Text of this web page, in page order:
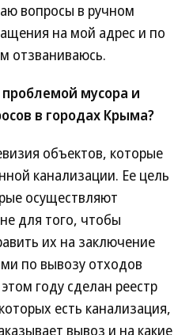
вопросы в ручном
на мой адрес и по
отзваниваюсь.
мусора и
в городах Крыма?
объектов, которые
канализации. Ее цель
осуществляют
для того, чтобы
их на заключение
по вывозу отходов
году сделан реестр
есть канализация,
вывоз и на какие